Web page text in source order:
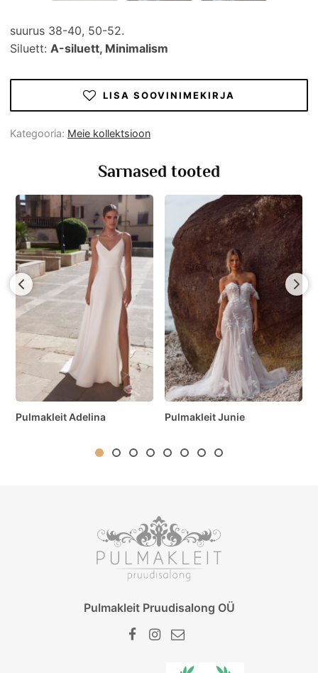
suurus 38-40, 50-52.
Siluett: А-siluett, Minimalism
LISA SOOVINIMEKIRJA
Kategooria: Meie kollektsioon
Sarnased tooted
Pulmakleit Adelina Pulmakleit Junie
Pulmakleit Pruudisalong OÜ